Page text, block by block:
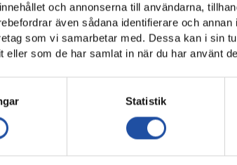
och annonserna till användarna,
även sådana identifierare och annan
som vi samarbetar med. Dessa kan i sin
eller som de har samlat in när du har använt
Statistik
på någonting. Jobbat hårdare och lagt ned
som att vara mer tighta, få ihop